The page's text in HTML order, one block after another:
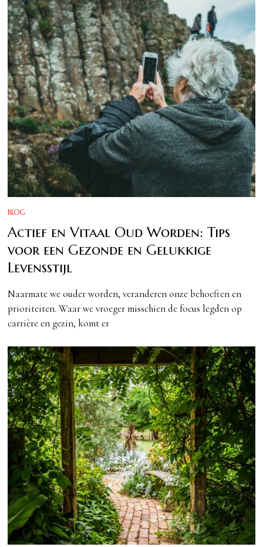
BLOG
Actief en Vitaal Oud Worden: Tips
voor een Gezonde en Gelukkige
Levensstijl
Naarmate we ouder worden, veranderen onze behoeften en
prioriteiten. Waar we vroeger misschien de focus legden op
carrière en gezin, komt er